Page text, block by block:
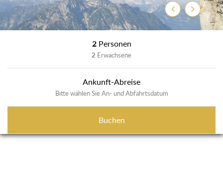
ZurückWeiter
2 Personen
2 Erwachsene
Ankunft-Abreise
Bitte wählen Sie An- und Abfahrtsdatum
Buchen